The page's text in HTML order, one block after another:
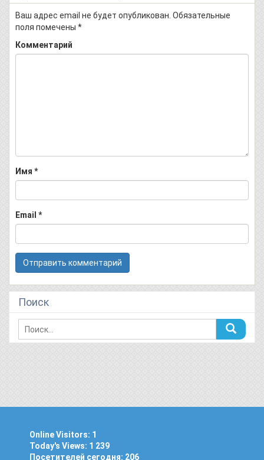
Ваш адрес email не будет опубликован. Обязательные
поля помечены *
Комментарий
Имя *
Email *
Поиск
Online Visitors: 1
Today's Views: 1 239
Посетителей сегодня: 206